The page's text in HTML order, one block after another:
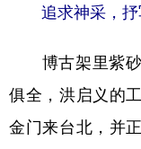
新疆
多语种频道
追求神采，抒
博古架里紫砂
俱全，洪启义的
金门来台北，并